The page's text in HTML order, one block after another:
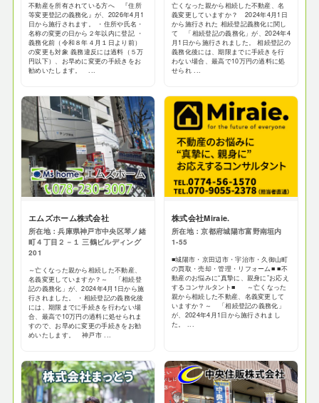
不動産を所有されている方へ 『住所
等変更登記の義務化』が、2026年4月1
日から施行されます。 ・住所や氏名・
名称の変更の日から２年以内に登記 ・
義務化前（令和８年４月１日より前）
の変更も対象 義務違反には過料（５万
円以下）、お早めに変更の手続きをお
勧めいたします。 ...
亡くなった親から相続した不動産、名
義変更していますか？ 2024年4月1日
から施行された 相続登記義務化に関し
て 「相続登記の義務化」が、2024年4
月1日から施行されました。 相続登記の
義務化後には、期限までに手続きを行
わない場合、最高で10万円の過料に処
せられ ...
エムズホーム株式会社
所在地：兵庫県神戸市中央区琴ノ緒
町４丁目２－１ 三鶴ビルディング
201
～亡くなった親から相続した不動産、
名義変更していますか？～ 「相続登
記の義務化」が、2024年4月1日から施
行されました。 ・相続登記の義務化後
には、期限までに手続きを行わない場
合、最高で10万円の過料に処せられま
すので、お早めに変更の手続きをお勧
めいたします。 神戸市 ...
株式会社Miraie.
所在地：京都府城陽市富野南垣内
1-55
■城陽市・京田辺市・宇治市・久御山町
の買取・売却・管理・リフォーム■ ■不
動産のお悩みに“真摯に、親身に”お応え
するコンサルタント■ ～亡くなった
親から相続した不動産、名義変更して
いますか？～ 「相続登記の義務化」
が、2024年4月1日から施行されまし
た。 ...